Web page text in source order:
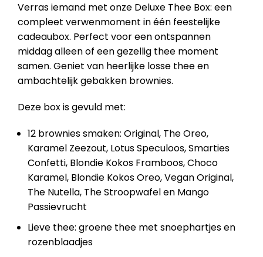
Verras iemand met onze Deluxe Thee Box: een
compleet verwenmoment in één feestelijke
cadeaubox. Perfect voor een ontspannen
middag alleen of een gezellig thee moment
samen. Geniet van heerlijke losse thee en
ambachtelijk gebakken brownies.
Deze box is gevuld met:
12 brownies smaken: Original, The Oreo,
Karamel Zeezout, Lotus Speculoos, Smarties
Confetti, Blondie Kokos Framboos, Choco
Karamel, Blondie Kokos Oreo, Vegan Original,
The Nutella, The Stroopwafel en Mango
Passievrucht
Lieve thee: groene thee met snoephartjes en
rozenblaadjes